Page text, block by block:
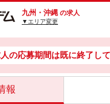
九州・沖縄 の求人
▼エリア変更
の応募期間は既に終了して
報